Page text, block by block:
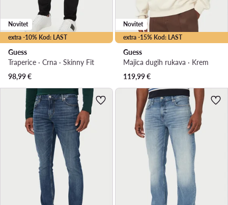
extra -10% Kod: LAST
Novitet
Guess
Traperice · Crna · Skinny Fit
98,99€
extra -15% Kod: LAST
Novitet
Guess
Majica dugih rukava · Krem
119,99€